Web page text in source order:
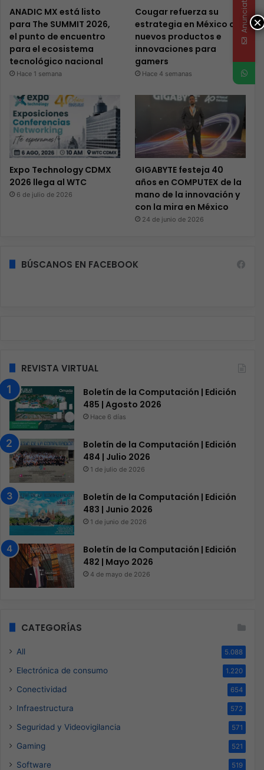
ANADIC MX está listo
para The SUMMIT 2026,
el punto de encuentro
para el ecosistema
tecnológico nacional
Hace 1 semana
Cougar refuerza su
estrategia en México con
nuevos productos e
innovaciones para
gamers
Hace 4 semanas
Expo Technology CDMX
2026 llega al WTC
6 de julio de 2026
GIGABYTE festeja 40
años en COMPUTEX de la
mano de la innovación y
con la mira en México
24 de junio de 2026
BÚSCANOS EN FACEBOOK
REVISTA VIRTUAL
Boletín de la Computación | Edición
485 | Agosto 2026
Hace 6 días
Boletín de la Computación | Edición
484 | Julio 2026
1 de julio de 2026
Boletín de la Computación | Edición
483 | Junio 2026
1 de junio de 2026
Boletín de la Computación | Edición
482 | Mayo 2026
4 de mayo de 2026
CATEGORÍAS
All 5.088
Electrónica de consumo 1.220
Conectividad 654
Infraestructura 572
Seguridad y Videovigilancia 571
Gaming 521
Software 519
×
Anunciate